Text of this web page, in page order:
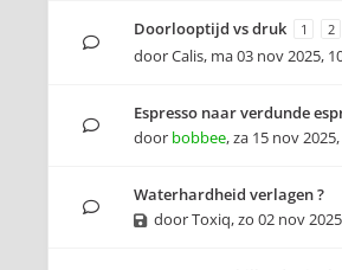
Doorlooptijd vs druk 1 2
doorCalis, ma 03 nov 2025,
Espresso naar verdunde
door bobbee,za 15 nov
Waterhardheid verlagen ?
doorToxiq,zo 02 nov